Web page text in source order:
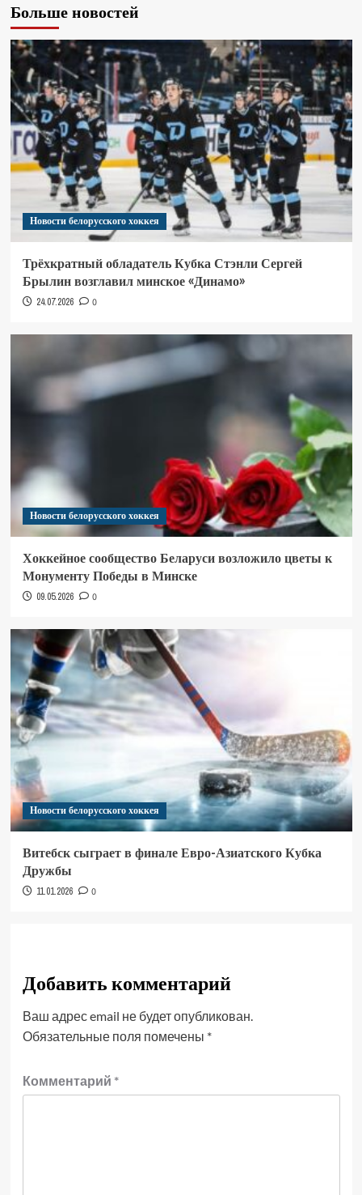
Больше новостей
Новости белорусского хоккея
Трёхкратный обладатель Кубка Стэнли Сергей
Брылин возглавил минское «Динамо»
24.07.2026 0
Новости белорусского хоккея
Хоккейное сообщество Беларуси возложило цветы к
Монументу Победы в Минске
09.05.2026 0
Новости белорусского хоккея
Витебск сыграет в финале Евро-Азиатского Кубка
Дружбы
11.01.2026 0
Добавить комментарий
Ваш адрес email не будет опубликован.
Обязательные поля помечены *
Комментарий *